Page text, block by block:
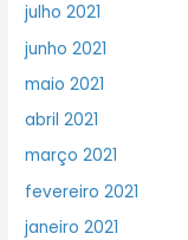
julho 2021
junho 2021
maio 2021
abril 2021
março 2021
fevereiro 2021
janeiro 2021